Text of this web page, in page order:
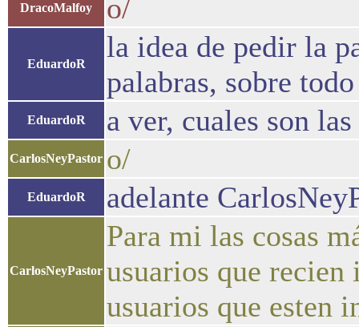
DracoMalfoy o/
EduardoR
la idea de pedir la
palabras, sobre
EduardoR a ver, cuales son
CarlosNeyPastor o/
EduardoR adelante
CarlosNeyPastor
Para mi las cosas
usuarios que
usuarios que esten